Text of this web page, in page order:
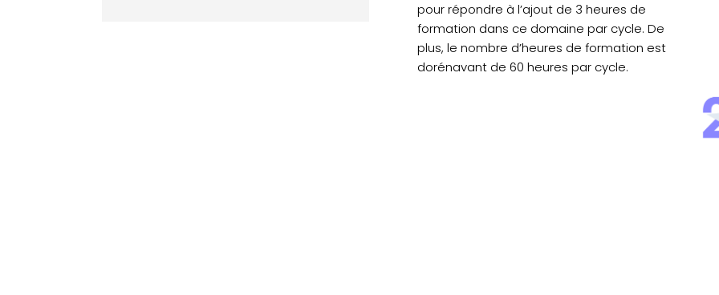
pour répondre à l’ajout de 3 heures de
formation dans ce domaine par cycle. De
plus, le nombre d’heures de formation est
dorénavant de 60 heures par cycle.